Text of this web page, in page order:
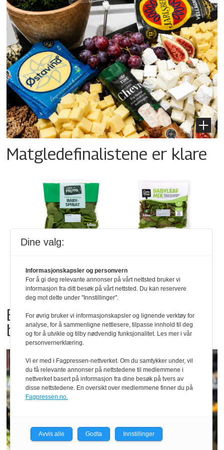
Matgledefinalistene er klare
Bama tilbakekaller
babyspinat og babyleaf mix
Dine valg:
Informasjonskapsler og personvern
For å gi deg relevante annonser på vårt nettsted bruker vi
informasjon fra ditt besøk på vårt nettsted. Du kan reservere
deg mot dette under "Innstillinger".
For øvrig bruker vi informasjonskapsler og lignende verktøy for
analyse, for å sammenligne nettlesere, tilpasse innhold til deg
og for å utvikle og tilby nødvendig funksjonalitet. Les mer i vår
personvernerklæring.
Vi er med i Fagpressen-nettverket. Om du samtykker under, vil
du få relevante annonser på nettstedene til medlemmene i
nettverket basert på informasjon fra dine besøk på tvers av
disse nettstedene. En oversikt over medlemmene finner du på
Fagpressen.no.
Avvis alle Godta Innstillinger